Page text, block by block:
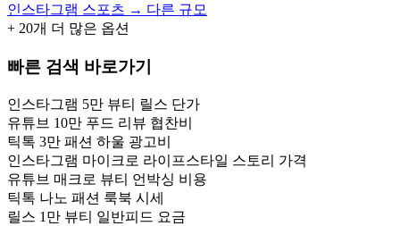
인스타그램 스포츠 → 다른 규모
+ 20개 더 많은 옵션
빠른 검색 바로가기
인스타그램 5만 뷰티 릴스 단가
유튜브 10만 푸드 리뷰 협찬비
틱톡 3만 패션 하울 광고비
인스타그램 마이크로 라이프스타일 스토리 가격
유튜브 매크로 뷰티 언박싱 비용
틱톡 나노 패션 룩북 시세
릴스 1만 뷰티 일반피드 요금